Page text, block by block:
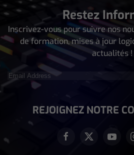
Restez
Inscrivez-vous pour suivre nos
de formation, mises à jour
actualités !
Email
Address(Nécessaire)
REJOIGNEZ NOTRE